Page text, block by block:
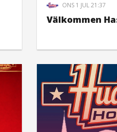
ONS 1 JUL 21:37
Välkommen